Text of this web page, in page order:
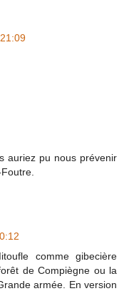
auriez pu nous prévenir
comme gibecière
de Compiègne ou la
armée. En version